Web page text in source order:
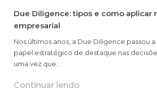
Due Diligence: tipos e como aplicar
empresarial
Nos últimos anos, a Due Diligence passou
papel estratégico de destaque nas
uma vez que…
Continuar lendo